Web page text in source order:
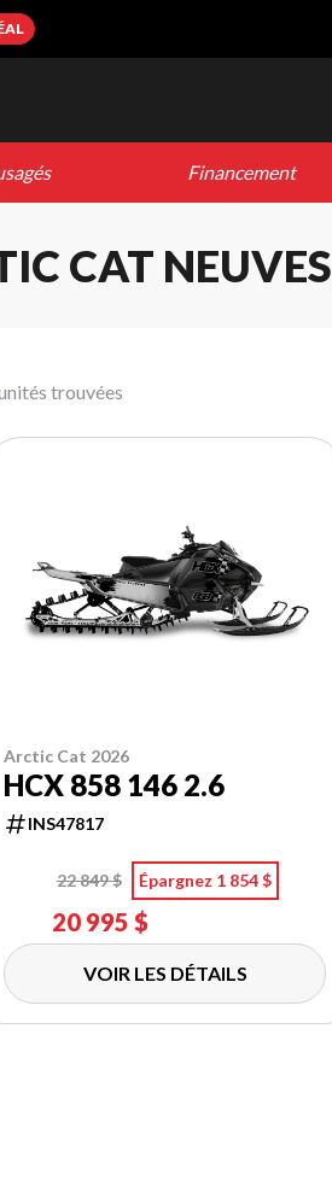
Financement
CAT NEUVES
trouvées
Arctic Cat 2026
HCX 858 146 2.6
INS47817
22 849 $ Épargnez 1 854 $
20 995 $
VOIR LES DÉTAILS